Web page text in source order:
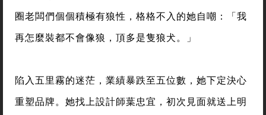
圈老闆們個個積極有狼性，格格不入的她自嘲：「我
再怎麼裝都不會像狼，頂多是隻狼犬。」
陷入五里霧的迷茫，業績暴跌至五位數，她下定決心
重塑品牌。她找上設計師葉忠宜，初次見面就送上明